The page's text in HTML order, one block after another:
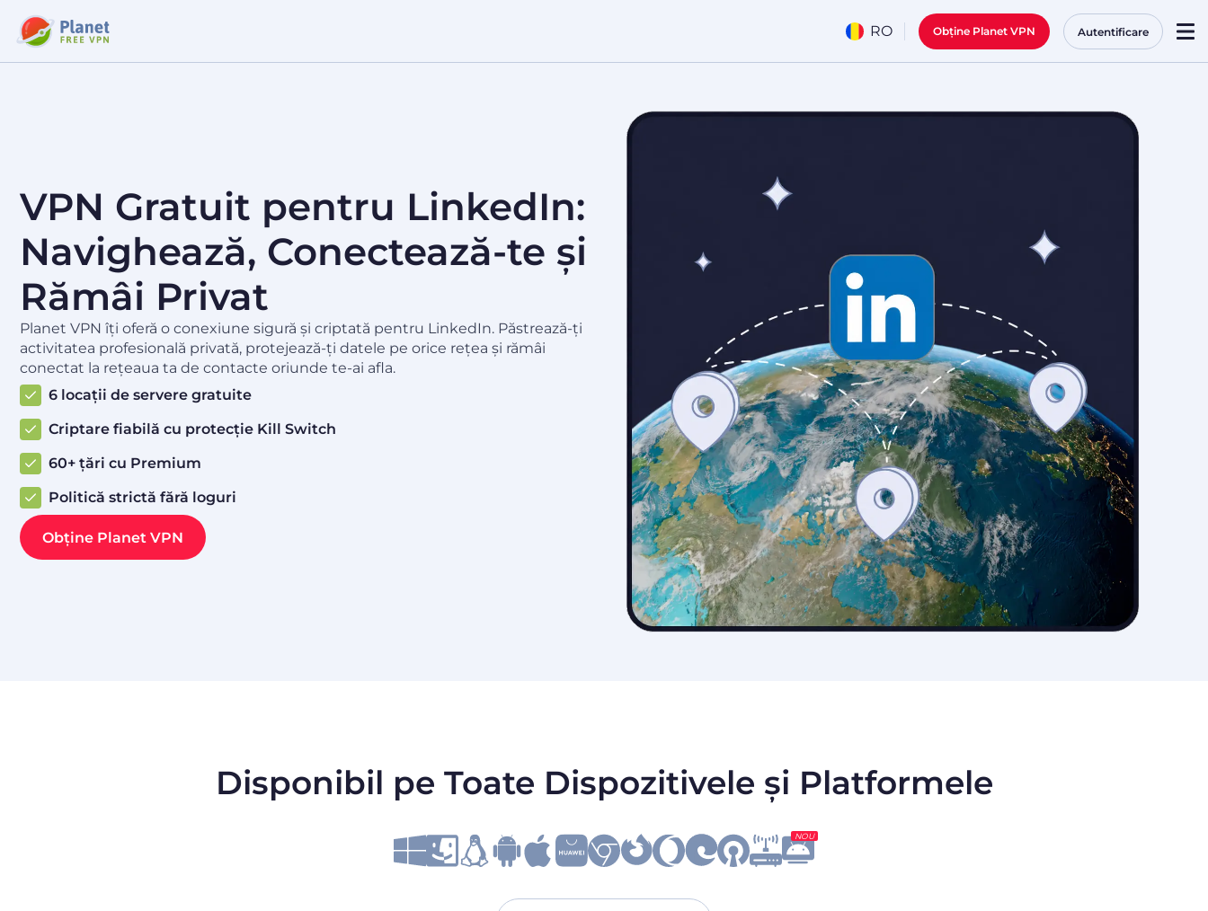
RO Obține Planet VPN Autentificare
VPN Gratuit pentru LinkedIn:
Navighează, Conectează-te și
Rămâi Privat
Planet VPN îți oferă o conexiune sigură și criptată pentru LinkedIn. Păstrează-ți
activitatea profesională privată, protejează-ți datele pe orice rețea și rămâi
conectat la rețeaua ta de contacte oriunde te-ai afla.
6 locații de servere gratuite
Criptare fiabilă cu protecție Kill Switch
60+ țări cu Premium
Politică strictă fără loguri
Obține Planet VPN
Disponibil pe Toate Dispozitivele și Platformele
NOU